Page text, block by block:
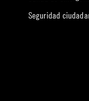
Seguridad